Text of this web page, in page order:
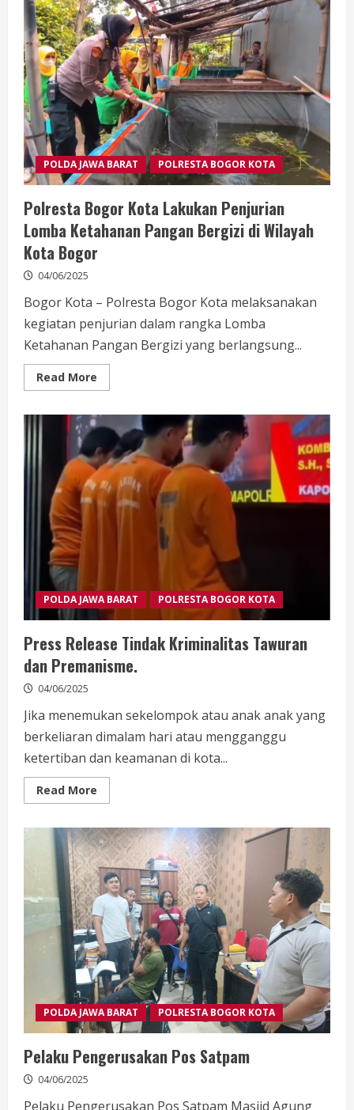
Ungkap
Besar
Kasus
Narkotika
dan
Gudang
Miras
Ilegal,
56
Tersangka
Diamankan
POLDA JAWA BARAT POLRESTA BOGOR KOTA
Polresta Bogor Kota Lakukan Penjurian
Lomba Ketahanan Pangan Bergizi di Wilayah
Kota Bogor
04/06/2025
Bogor Kota – Polresta Bogor Kota melaksanakan
kegiatan penjurian dalam rangka Lomba
Ketahanan Pangan Bergizi yang berlangsung...
Read More
more
Bogor
Kota
Lakukan
Penjurian
Lomba
Ketahanan
Pangan
Bergizi
di
POLDA JAWA BARAT POLRESTA BOGOR KOTA
Press Release Tindak Kriminalitas Tawuran
dan Premanisme.
04/06/2025
Jika menemukan sekelompok atau anak anak yang
berkeliaran dimalam hari atau mengganggu
ketertiban dan keamanan di kota...
Read More
more
Release
Tindak
Kriminalitas
Tawuran
dan
Premanisme.
POLDA JAWA BARAT POLRESTA BOGOR KOTA
Pelaku Pengerusakan Pos Satpam
04/06/2025
Pelaku Pengerusakan Pos Satpam Masjid Agung